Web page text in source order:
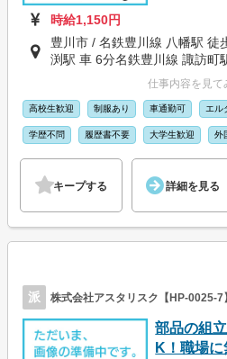
時給1,150円
豊川市 / 名鉄豊川線 八幡駅 徒
渕駅 車 6分名鉄豊川線 諏訪町
仕事内容を見て
高校生歓迎 制服あり 車通勤可 エル
学歴不問 履歴書不要 大学生歓迎 外
キープする 詳細を見る
派 株式会社アスタリスク【HP-0025-7】
部品の組
K！職場